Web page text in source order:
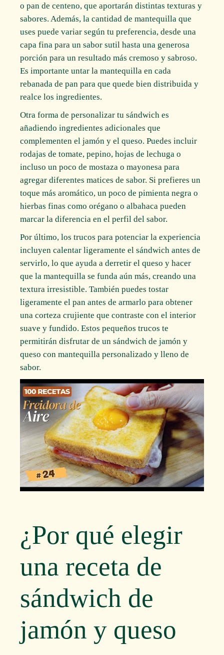
o pan de centeno, que aportarán distintas texturas y
sabores. Además, la cantidad de mantequilla que
uses puede variar según tu preferencia, desde una
capa fina para un sabor sutil hasta una generosa
porción para un resultado más cremoso y sabroso.
Es importante untar la mantequilla en cada
rebanada de pan para que quede bien distribuida y
realce los ingredientes.
Otra forma de personalizar tu sándwich es
añadiendo ingredientes adicionales que
complementen el jamón y el queso. Puedes incluir
rodajas de tomate, pepino, hojas de lechuga o
incluso un poco de mostaza o mayonesa para
agregar diferentes matices de sabor. Si prefieres un
toque más aromático, un poco de pimienta negra o
hierbas finas como orégano o albahaca pueden
marcar la diferencia en el perfil del sabor.
Por último, los trucos para potenciar la experiencia
incluyen calentar ligeramente el sándwich antes de
servirlo, lo que ayuda a derretir el queso y hacer
que la mantequilla se funda aún más, creando una
textura irresistible. También puedes tostar
ligeramente el pan antes de armarlo para obtener
una corteza crujiente que contraste con el interior
suave y fundido. Estos pequeños trucos te
permitirán disfrutar de un sándwich de jamón y
queso con mantequilla personalizado y lleno de
sabor.
¿Por qué elegir
una receta de
sándwich de
jamón y queso